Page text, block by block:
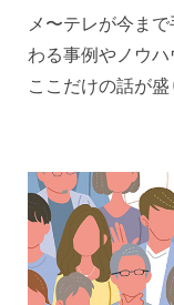
メ〜テレが今ま
わる事例やノウ
ここだけの話が盛